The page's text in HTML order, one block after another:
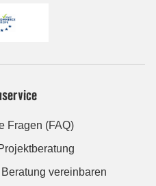
Fragen (FAQ)
vereinbaren